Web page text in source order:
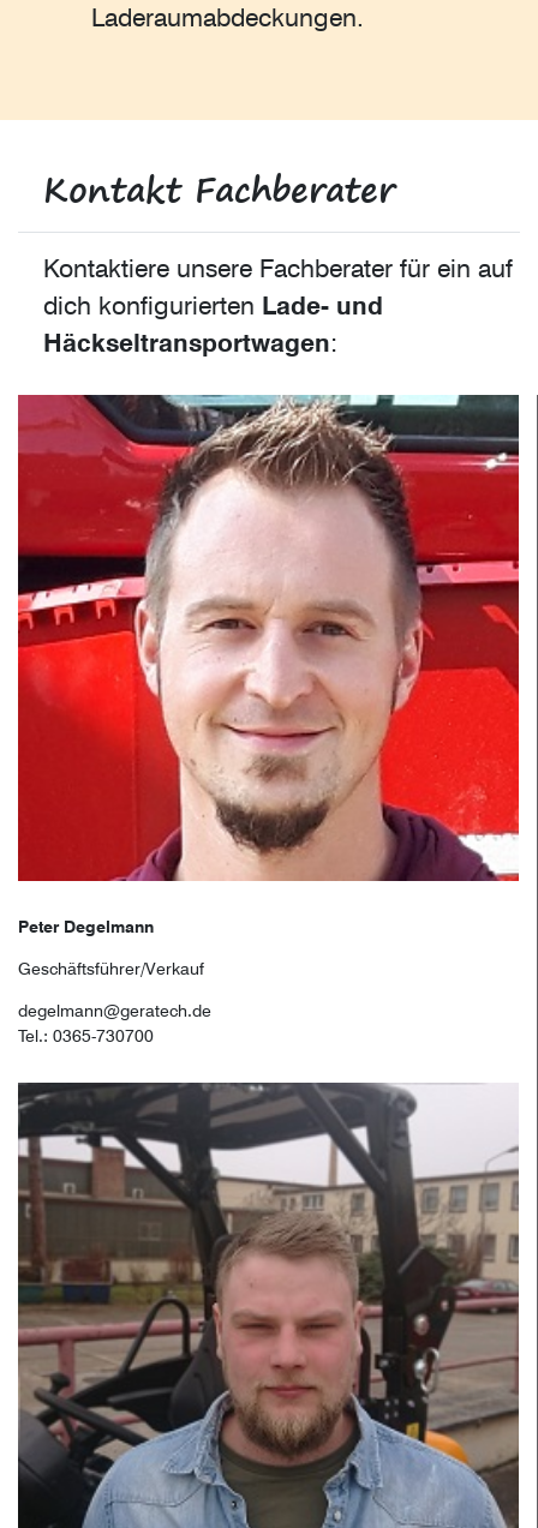
Laderaumabdeckungen.
Kontakt Fachberater
Kontaktiere unsere Fachberater für ein auf
dich konfigurierten Lade- und
Häckseltransportwagen:
Peter Degelmann
Geschäftsführer/Verkauf
degelmann@geratech.de
Tel.: 0365-730700